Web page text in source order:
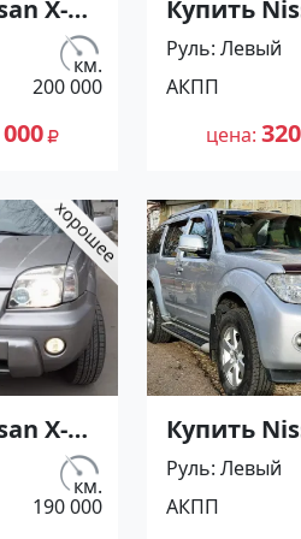
X-
км.
200 000
Купить
Trail 2000
АКПП (140
Бензин
в Гайдук :
Серый
года по
320000
№24754 на
Руль Левый
АКПП
цена
X-
км.
190 000
Купить
Pathfinder
см3 АКПП
Руль Левый
АКПП